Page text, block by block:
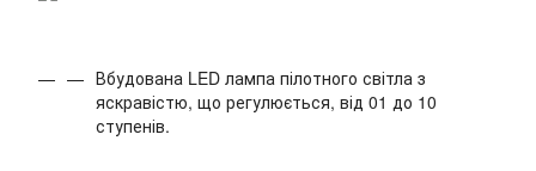
Вбудована LED лампа пілотного світла з
яскравістю, що регулюється, від 01 до 10
ступенів.